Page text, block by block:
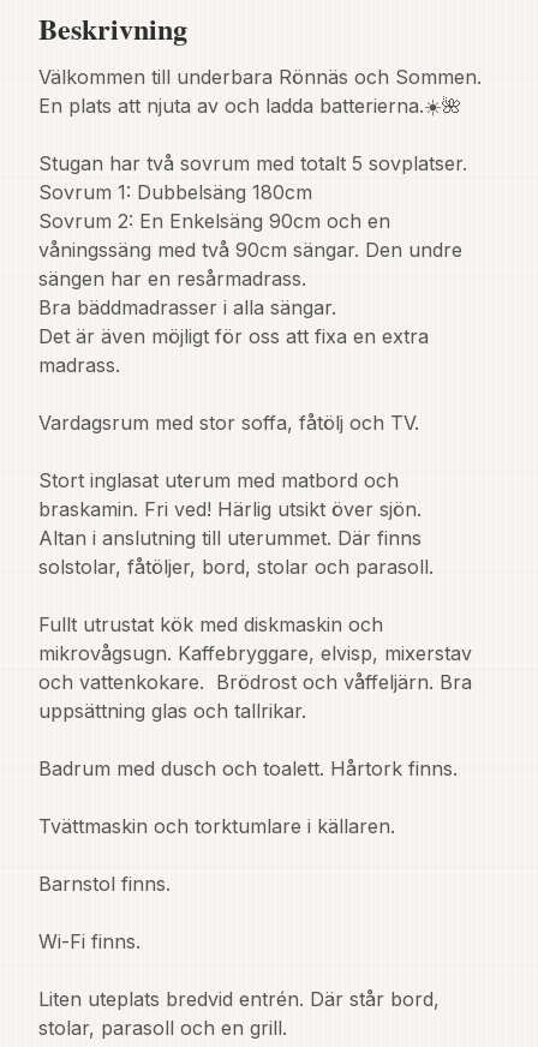
Beskrivning
Välkommen till underbara Rönnäs och Sommen.
En plats att njuta av och ladda batterierna.☀️🌺
Stugan har två sovrum med totalt 5 sovplatser.
Sovrum 1: Dubbelsäng 180cm
Sovrum 2: En Enkelsäng 90cm och en
våningssäng med två 90cm sängar. Den undre
sängen har en resårmadrass.
Bra bäddmadrasser i alla sängar.
Det är även möjligt för oss att fixa en extra
madrass.
Vardagsrum med stor soffa, fåtölj och TV.
Stort inglasat uterum med matbord och
braskamin. Fri ved! Härlig utsikt över sjön.
Altan i anslutning till uterummet. Där finns
solstolar, fåtöljer, bord, stolar och parasoll.
Fullt utrustat kök med diskmaskin och
mikrovågsugn. Kaffebryggare, elvisp, mixerstav
och vattenkokare.  Brödrost och våffeljärn. Bra
uppsättning glas och tallrikar.
Badrum med dusch och toalett. Hårtork finns.
Tvättmaskin och torktumlare i källaren.
Barnstol finns.
Wi-Fi finns.
Liten uteplats bredvid entrén. Där står bord,
stolar, parasoll och en grill.